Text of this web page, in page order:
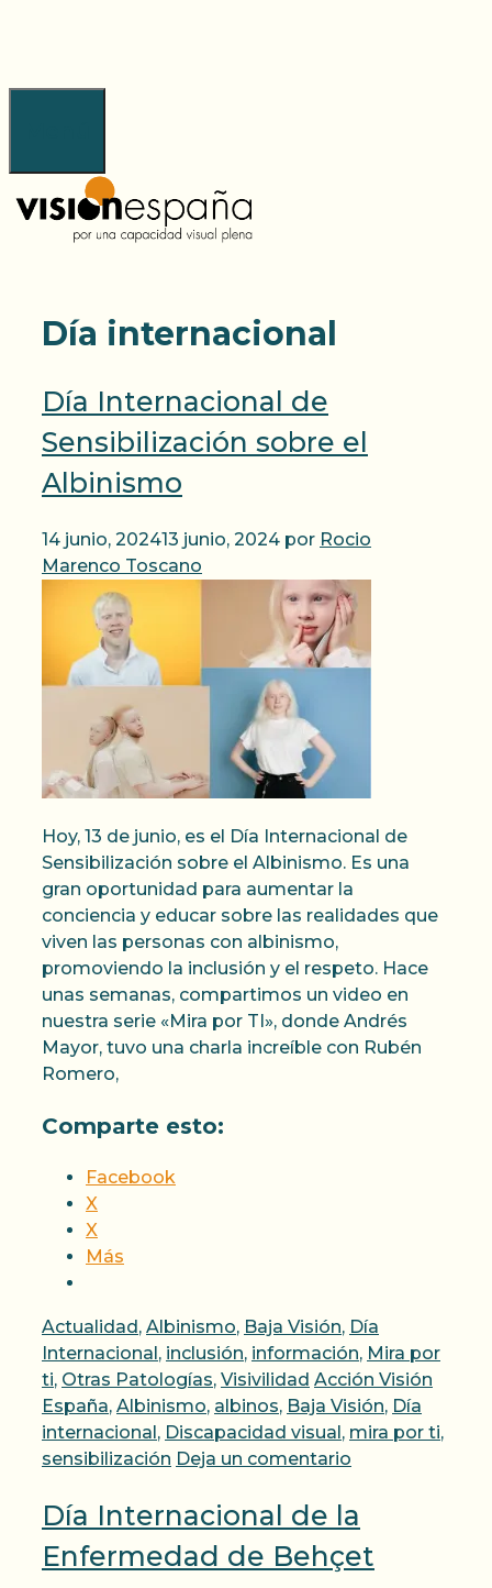
Día internacional
Día Internacional de
Sensibilización sobre el
Albinismo
14 junio, 202413 junio, 2024 por Rocio
Marenco Toscano
Hoy, 13 de junio, es el Día Internacional de
Sensibilización sobre el Albinismo. Es una
gran oportunidad para aumentar la
conciencia y educar sobre las realidades que
viven las personas con albinismo,
promoviendo la inclusión y el respeto. Hace
unas semanas, compartimos un video en
nuestra serie «Mira por TI», donde Andrés
Mayor, tuvo una charla increíble con Rubén
Romero,
Comparte esto:
Facebook
X
X
Más
Categorías
Actualidad, Albinismo, Baja Visión, Día
Internacional, inclusión, información, Mira por
ti, Otras Patologías, Visivilidad Etiquetas
Acción Visión
España, Albinismo, albinos, Baja Visión, Día
internacional, Discapacidad visual, mira por ti,
sensibilización Deja un comentario
Día Internacional de la
Enfermedad de Behçet